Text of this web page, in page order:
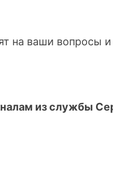
на ваши вопросы
из службы